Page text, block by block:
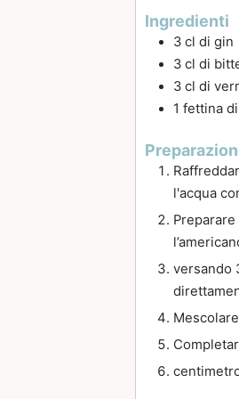
Ingredienti
3 cl di gin
3 cl di
3 cl di
1 fettina
l'acqua
versando